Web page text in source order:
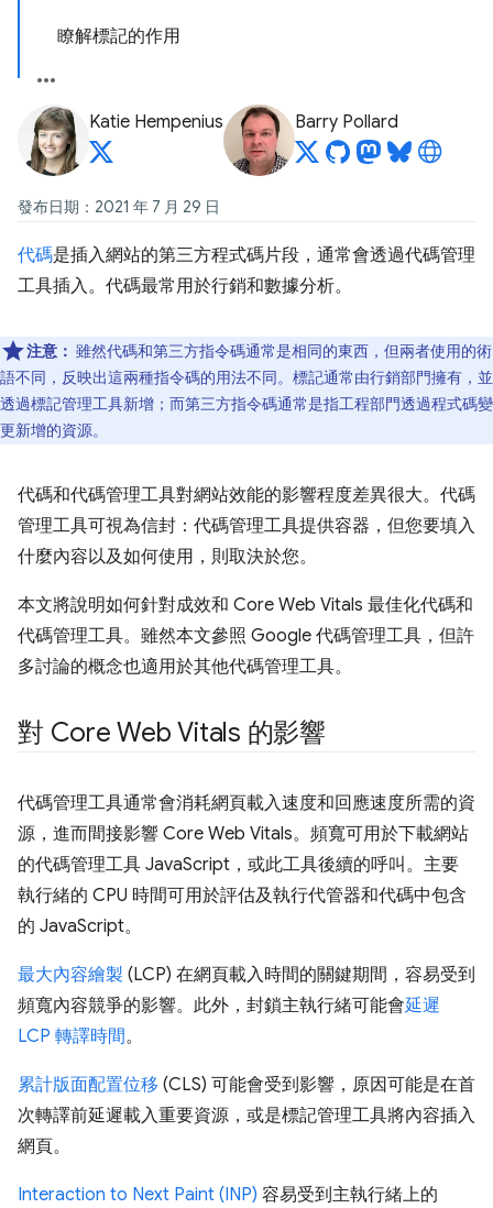
瞭解標記的作用
Katie Hempenius Barry Pollard
發布日期：2021 年 7 月 29 日
代碼是插入網站的第三方程式碼片段，通常會透過代碼管理
工具插入。代碼最常用於行銷和數據分析。
注意： 雖然代碼和第三方指令碼通常是相同的東西，但兩者使用的術
語不同，反映出這兩種指令碼的用法不同。標記通常由行銷部門擁有，並
透過標記管理工具新增；而第三方指令碼通常是指工程部門透過程式碼變
更新增的資源。
代碼和代碼管理工具對網站效能的影響程度差異很大。代碼
管理工具可視為信封：代碼管理工具提供容器，但您要填入
什麼內容以及如何使用，則取決於您。
本文將說明如何針對成效和 Core Web Vitals 最佳化代碼和
代碼管理工具。雖然本文參照 Google 代碼管理工具，但許
多討論的概念也適用於其他代碼管理工具。
對 Core Web Vitals 的影響
代碼管理工具通常會消耗網頁載入速度和回應速度所需的資
源，進而間接影響 Core Web Vitals。頻寬可用於下載網站
的代碼管理工具 JavaScript，或此工具後續的呼叫。主要
執行緒的 CPU 時間可用於評估及執行代管器和代碼中包含
的 JavaScript。
最大內容繪製 (LCP) 在網頁載入時間的關鍵期間，容易受到
頻寬內容競爭的影響。此外，封鎖主執行緒可能會延遲
LCP 轉譯時間。
累計版面配置位移 (CLS) 可能會受到影響，原因可能是在首
次轉譯前延遲載入重要資源，或是標記管理工具將內容插入
網頁。
Interaction to Next Paint (INP) 容易受到主執行緒上的